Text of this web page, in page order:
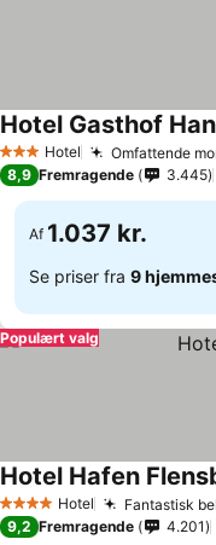
3 StjernerHotel Omfattende
Hotel Gasthof
8,9 Fremragende 3.445
Af 1.037 kr.
Se priser fra 9
Populært valg
4 StjernerHotel Fantastisk
Hotel Hafen
9,2 Fremragende 4.201